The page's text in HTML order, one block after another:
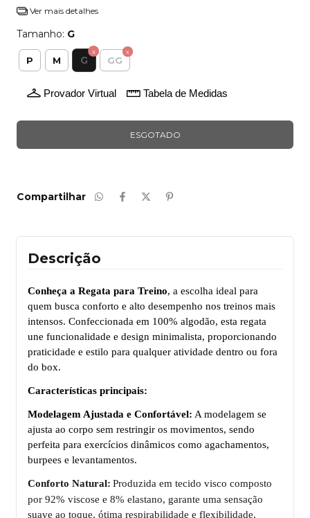
Ver mais detalhes
Tamanho: G
P M G GG
Provador Virtual Tabela de Medidas
Compartilhar
Descrição
Conheça a Regata para Treino, a escolha ideal para
quem busca conforto e alto desempenho nos treinos mais
intensos. Confeccionada em 100% algodão, esta regata
une funcionalidade e design minimalista, proporcionando
praticidade e estilo para qualquer atividade dentro ou fora
do box.
Características principais:
Modelagem Ajustada e Confortável: A modelagem se
ajusta ao corpo sem restringir os movimentos, sendo
perfeita para exercícios dinâmicos como agachamentos,
burpees e levantamentos.
Conforto Natural: Produzida em tecido visco composto
por 92% viscose e 8% elastano, garante uma sensação
suave ao toque, ótima respirabilidade e flexibilidade,